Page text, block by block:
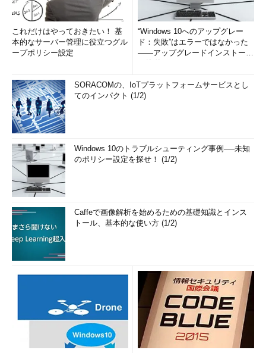
これだけはやっておきたい！ 基
本的なサーバー管理に役立つグル
ープポリシー設定
“Windows 10へのアップグレー
ド：失敗”はエラーではなかった
――アップグレードインストール
SORACOMの、IoTプラットフォームサービスとし
てのインパクト (1/2)
Windows 10のトラブルシューティング事例──未知
のポリシー設定を探せ！ (1/2)
Caffeで画像解析を始めるための基礎知識とインス
トール、基本的な使い方 (1/2)